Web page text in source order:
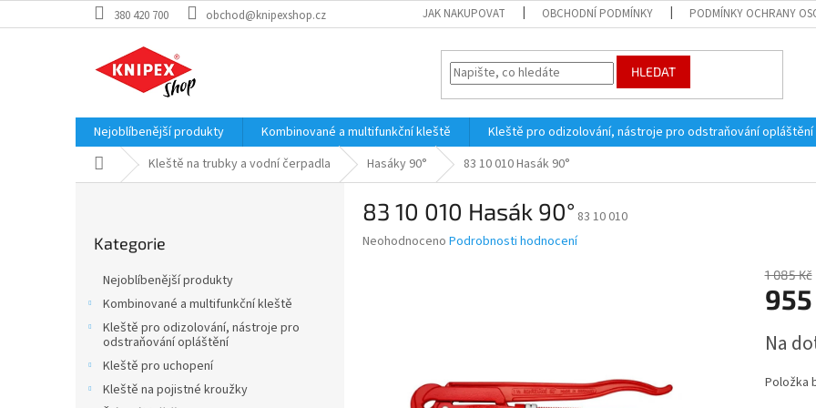
na
380 420 700 obchod@knipexshop.cz JAK NAKUPOVAT OBCHODNÍ PODMÍNKY PODMÍNKY OCHRANY
HLEDAT
Nejoblíbenější produkty Kombinované a multifunkční kleště Kleště pro odizolování, nástroje pro odstraňování opláštění
Domů Kleště na trubky a vodní čerpadla Hasáky 90° 83 10 010 Hasák 90°
kategorie
Kategorie
Nejoblíbenější produkty
Kombinované a multifunkční kleště
Kleště pro odizolování, nástroje pro
odstraňování opláštění
Kleště pro uchopení
Kleště na pojistné kroužky
83 10 010 Hasák 90° 83 10 010
Průměrné
Neohodnoceno Podrobnosti hodnocení
1 085 Kč
cena:
Na
Položka